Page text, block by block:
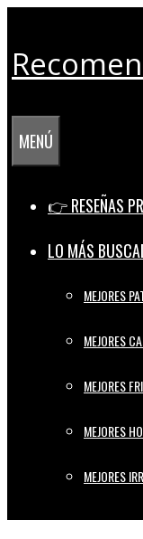
contenido
MENÚ
👉 RESEÑAS
LO MÁS
MEJORES
MEJORES
MEJORES
MEJORES
MEJORES